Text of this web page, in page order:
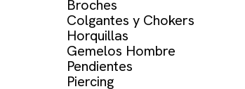
Broches
Colgantes y Chokers
Horquillas
Gemelos Hombre
Pendientes
Piercing